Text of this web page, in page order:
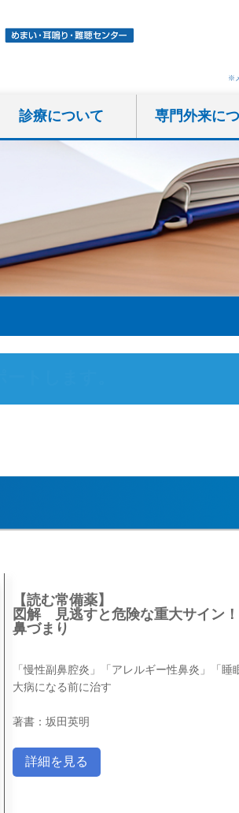
※
診療について 専門外来に
【読む常備薬】
図解 見逃すと危険な重大サイン
鼻づまり
「慢性副鼻腔炎」「アレルギー性鼻炎」「睡
大病になる前に治す
著書：坂田英明
詳細を見る